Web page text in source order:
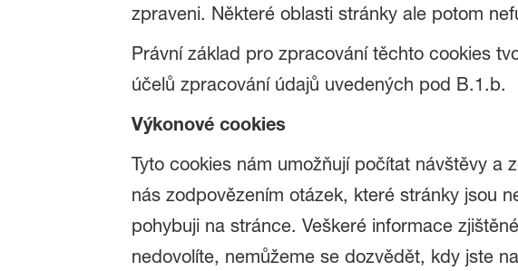
zpraveni. Některé oblasti stránky ale potom
Právní základ pro zpracování těchto cookies
účelů zpracování údajů uvedených pod B.1.b.
Výkonové cookies
Tyto cookies nám umožňují počítat návštěvy a
nás zodpovězením otázek, které stránky jsou
pohybuji na stránce. Veškeré informace
nedovolíte, nemůžeme se dozvědět, kdy jste